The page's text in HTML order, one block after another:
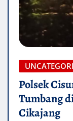
Polsek
Tumbang
Cikajang